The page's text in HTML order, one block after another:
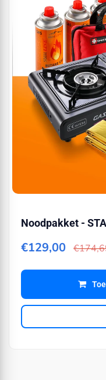
Noodpakket -
€129,00